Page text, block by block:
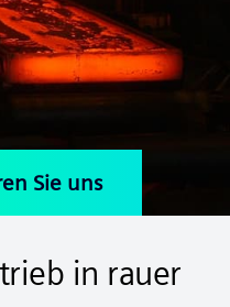
Sie uns
in rauer